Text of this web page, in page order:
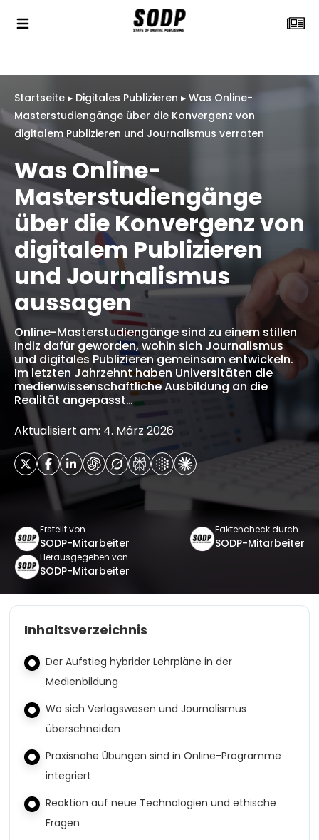
Startseite ▸ Digitales Publizieren ▸ Was Online-
Masterstudiengänge über die Konvergenz von
digitalem Publizieren und Journalismus verraten
Was Online-
Masterstudiengänge
über die Konvergenz von
digitalem Publizieren
und Journalismus
aussagen
Online-Masterstudiengänge sind zu einem stillen
Indiz dafür geworden, wohin sich Journalismus
und digitales Publizieren gemeinsam entwickeln.
Im letzten Jahrzehnt haben Universitäten die
medienwissenschaftliche Ausbildung an die
Realität angepasst…
Aktualisiert am: 4. März 2026
Erstellt von
SODP-Mitarbeiter
Faktencheck durch
SODP-Mitarbeiter
Herausgegeben von
SODP-Mitarbeiter
Inhaltsverzeichnis
Der Aufstieg hybrider Lehrpläne in der
Medienbildung
Wo sich Verlagswesen und Journalismus
überschneiden
Praxisnahe Übungen sind in Online-Programme
integriert
Reaktion auf neue Technologien und ethische
Fragen